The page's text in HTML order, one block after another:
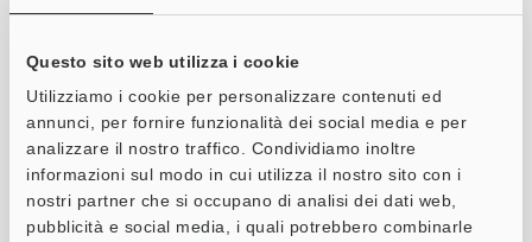
Questo sito web utilizza i cookie
Utilizziamo i cookie per personalizzare contenuti ed
annunci, per fornire funzionalità dei social media e per
analizzare il nostro traffico. Condividiamo inoltre
informazioni sul modo in cui utilizza il nostro sito con i
nostri partner che si occupano di analisi dei dati web,
pubblicità e social media, i quali potrebbero combinarle